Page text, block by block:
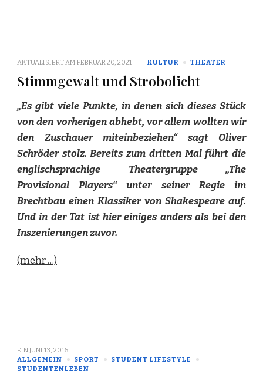
AKTUALISIERT AM FEBRUAR 20, 2021 KULTUR THEATER
Stimmgewalt und Strobolicht
„Es gibt viele Punkte, in denen sich dieses Stück
von den vorherigen abhebt, vor allem wollten wir
den Zuschauer miteinbeziehen“ sagt Oliver
Schröder stolz. Bereits zum dritten Mal führt die
englischsprachige Theatergruppe „The
Provisional Players“ unter seiner Regie im
Brechtbau einen Klassiker von Shakespeare auf.
Und in der Tat ist hier einiges anders als bei den
Inszenierungen zuvor.
(mehr …)
EINJUNI 13, 2016
ALLGEMEIN
SPORT
STUDENT LIFESTYLE
STUDENTENLEBEN